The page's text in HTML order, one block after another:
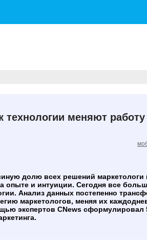
меняют работу
долю всех решений маркетологи
опыте и интуиции. Сегодня все
Анализ данных постепенно
маркетологов, меняя их
экспертов CNews сформулировал